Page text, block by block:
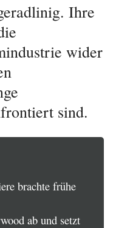
Ihre
wider
sind.
brachte frühe
ab und setzt